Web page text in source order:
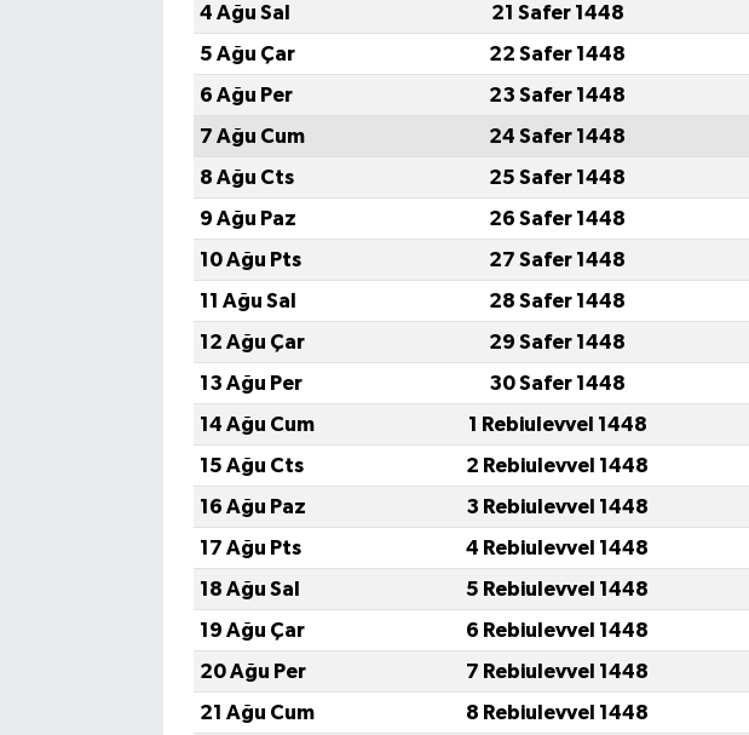
4 Ağu Sal
21 Safer 1448
5 Ağu Çar
22 Safer 1448
6 Ağu Per
23 Safer 1448
7 Ağu Cum
24 Safer 1448
8 Ağu Cts
25 Safer 1448
9 Ağu Paz
26 Safer 1448
10 Ağu Pts
27 Safer 1448
11 Ağu Sal
28 Safer 1448
12 Ağu Çar
29 Safer 1448
13 Ağu Per
30 Safer 1448
14 Ağu Cum
1 Rebiulevvel 1448
15 Ağu Cts
2 Rebiulevvel 1448
16 Ağu Paz
3 Rebiulevvel 1448
17 Ağu Pts
4 Rebiulevvel 1448
18 Ağu Sal
5 Rebiulevvel 1448
19 Ağu Çar
6 Rebiulevvel 1448
20 Ağu Per
7 Rebiulevvel 1448
21 Ağu Cum
8 Rebiulevvel 1448